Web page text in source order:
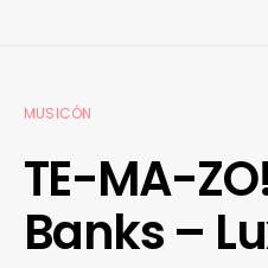
MUSICÓN
TE-MA-
Banks –